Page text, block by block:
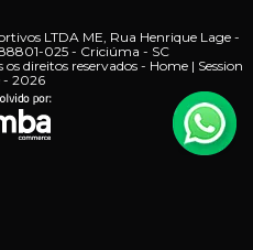
LTDA ME, Rua Henrique Lage -
025 - Criciúma - SC
direitos reservados - Home | Session
- 2026